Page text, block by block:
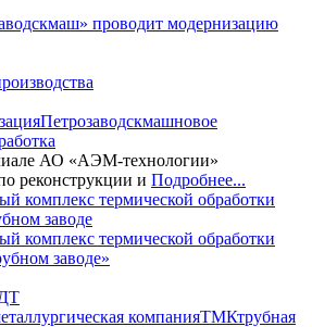
проводит модернизацию
Петрозаводскмашновое
АО «АЭМ-технологии»
реконструкции и Подробнее...
комплекс термической обработки
заводе»
компанияТМКтрубная